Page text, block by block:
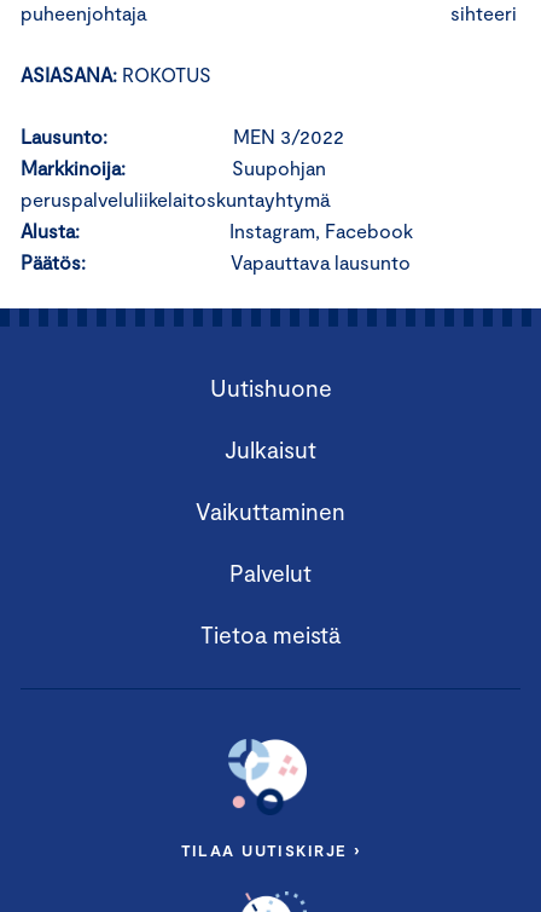
puheenjohtaja sihteeri
ASIASANA: ROKOTUS
Lausunto: MEN 3/2022
Markkinoija: Suupohjan
peruspalveluliikelaitoskuntayhtymä
Alusta: Instagram, Facebook
Päätös: Vapauttava lausunto
Uutishuone
Julkaisut
Vaikuttaminen
Palvelut
Tietoa meistä
TILAA UUTISKIRJE ›